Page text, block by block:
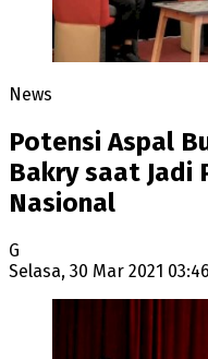
News
Potensi Aspal
Bakry saat Jadi
Nasional
G
Selasa, 30 Mar 2021